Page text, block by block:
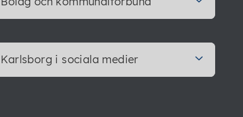
Karlsborg i sociala medier